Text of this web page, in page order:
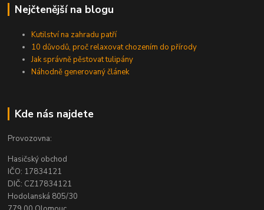
Nejčtenější na blogu
Kutilství na zahradu patří
10 důvodů, proč relaxovat chozením do přírody
Jak správně pěstovat tulipány
Náhodně generovaný článek
Kde nás najdete
Provozovna:
Hasičský obchod
IČO: 17834121
DIČ: CZ17834121
Hodolanská 805/30